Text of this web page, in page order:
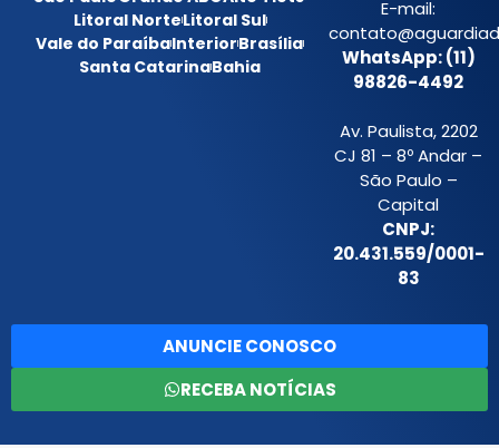
Litoral NorteLitoral Sul
Vale do ParaíbaInteriorBrasília
Santa CatarinaBahia
E-mail:
WhatsApp: (11)
98826-4492
Av. Paulista, 2202
CJ 81 – 8º Andar –
São Paulo –
Capital
CNPJ:
20.431.559/0001-
83
ANUNCIE CONOSCO
RECEBA NOTÍCIAS